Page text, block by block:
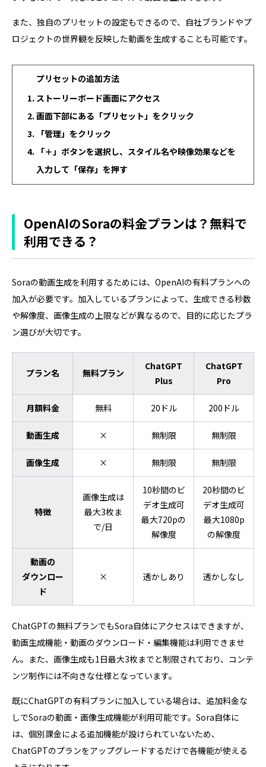
また、独自のプリセットの設定もできるので、自社ブランドやプ
ロジェクトの世界観を反映した動画を生成することも可能です。
プリセットの追加方法
ストーリーボード画面にアクセス
画面下部にある「プリセット」をクリック
「管理」をクリック
「＋」ボタンを選択し、スタイル名や映像効果などを
入力して「保存」を押す
OpenAIのSoraの料金プランは？無料で
利用できる？
Soraの動画生成を利用するためには、OpenAIの有料プランへの
加入が必要です。加入しているプランによって、生成できる秒数
や解像度、画像生成の上限などが異なるので、目的に応じたプラ
ン選びが大切です。
プラン名 無料プラン
ChatGPT
Plus
ChatGPT
Pro
月額料金 無料 20ドル 200ドル
動画生成 × 無制限 無制限
画像生成 × 無制限 無制限
特徴
画像生成は
最大3枚ま
で/日
10秒間のビ
デオ生成可
最大720pの
解像度
20秒間のビ
デオ生成可
最大1080p
の解像度
動画の
ダウンロー
ド
× 透かしあり 透かしなし
ChatGPTの無料プランでもSora自体にアクセスはできますが、
動画生成機能・動画のダウンロード・編集機能は利用できませ
ん。また、画像生成も1日最大3枚までと制限されており、コンテ
ンツ制作には不向きな仕様となっています。
既にChatGPTの有料プランに加入している場合は、追加料金な
しでSoraの動画・画像生成機能が利用可能です。Sora自体に
は、個別課金による追加機能が設けられていないため、
ChatGPTのプランをアップグレードするだけで各機能が使える